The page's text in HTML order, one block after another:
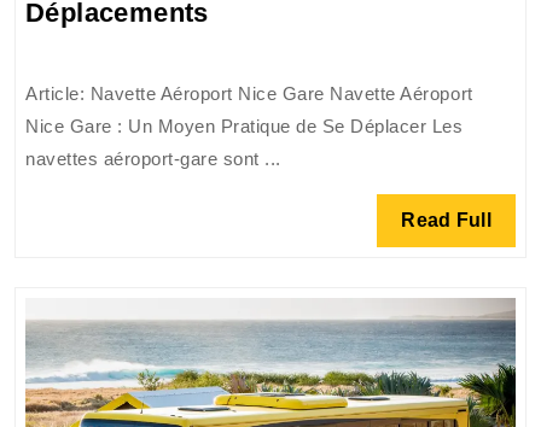
DéplacementsNavette
Gare
:
Le
Déplacements
Article: Navette Aéroport Nice Gare Navette Aéroport
Nice Gare : Un Moyen Pratique de Se Déplacer Les
navettes aéroport-gare sont ...
Read Full Read
Full